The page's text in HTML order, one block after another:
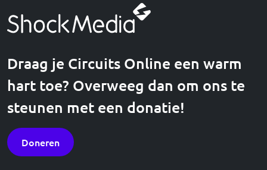
Draag je Circuits Online een warm
hart toe? Overweeg dan om ons te
steunen met een donatie!
Doneren